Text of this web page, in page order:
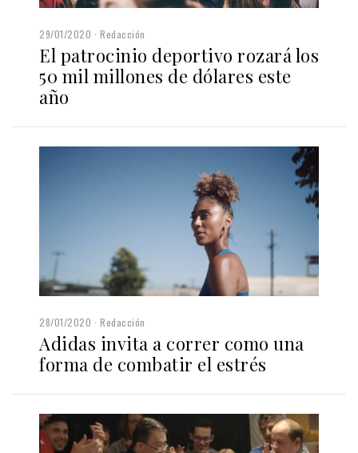
29/01/2020 Redacción
El patrocinio deportivo rozará los
50 mil millones de dólares este
año
28/01/2020 Redacción
Adidas invita a correr como una
forma de combatir el estrés